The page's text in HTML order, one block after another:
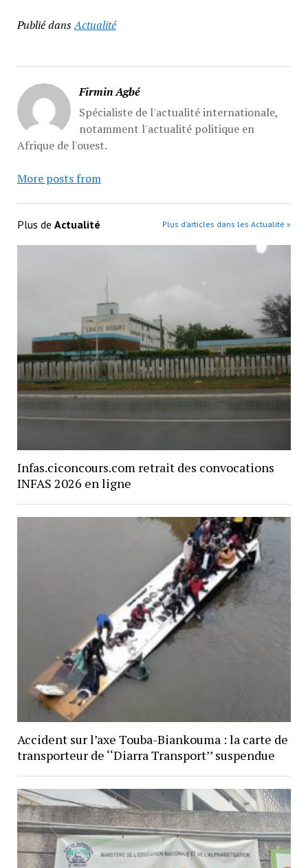
Publié dansActualité
Firmin Agbé
Spécialiste de l'actualité internationale,
notamment l'actualité politique en
Afrique de l'ouest.
More posts from
Plus de Actualité Plus d’articles dans les Actualité »
Infas.ciconcours.com retrait des convocations
INFAS 2026 en ligne
Accident sur l’axe Touba-Biankouma : la carte de
transporteur de ‘‘Diarra Transport’’ suspendue